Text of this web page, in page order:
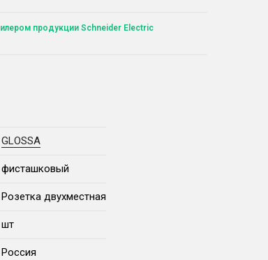
продукции Schneider Electric
GLOSSA
фисташковый
Розетка двухместная
шт
Россия